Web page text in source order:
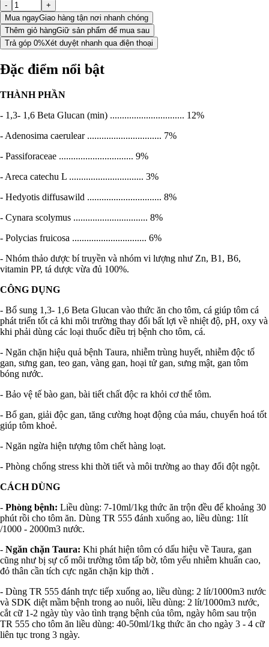
-
+
Mua ngayGiao hàng tận nơi nhanh chóng
Thêm giỏ hàngGiữ sản phẩm để mua sau
Trả góp 0%Xét duyệt nhanh qua điện thoại
Đặc điểm nổi bật
THÀNH PHẦN
- 1,3- 1,6 Beta Glucan (min) ............................... 12%
- Adenosima caerulear ............................... 7%
- Passiforaceae ............................... 9%
- Areca catechu L ............................... 3%
- Hedyotis diffusawild ............................... 8%
- Cynara scolymus ............................... 8%
- Polycias fruicosa ............................... 6%
- Nhóm thảo dược bí truyền và nhóm vi lượng như Zn, B1, B6,
vitamin PP, tá dược vừa đủ 100%.
CÔNG DỤNG
- Bổ sung 1,3- 1,6 Beta Glucan vào thức ăn cho tôm, cá giúp tôm cá
phát triển tốt cả khi môi trường thay đổi bất lợi về nhiệt độ, pH, oxy và
khi phải dùng các loại thuốc điều trị bệnh cho tôm, cá.
- Ngăn chặn hiệu quả bệnh Taura, nhiễm trùng huyết, nhiễm độc tố
gan, sưng gan, teo gan, vàng gan, hoại tử gan, sưng mật, gan tôm
bóng nước.
- Bảo vệ tế bào gan, bài tiết chất độc ra khỏi cơ thể tôm.
- Bổ gan, giải độc gan, tăng cường hoạt động của máu, chuyển hoá tốt
giúp tôm khoẻ.
- Ngăn ngừa hiện tượng tôm chết hàng loạt.
- Phòng chống stress khi thời tiết và môi trường ao thay đổi đột ngột.
CÁCH DÙNG
- Phòng bệnh: Liều dùng: 7-10ml/1kg thức ăn trộn đều để khoảng 30
phút rồi cho tôm ăn. Dùng TR 555 đánh xuống ao, liều dùng: 1lít
/1000 - 2000m3 nước.
- Ngăn chặn Taura: Khi phát hiện tôm có dấu hiệu về Taura, gan
cũng như bị sự cố môi trường tôm tấp bờ, tôm yếu nhiễm khuẩn cao,
đỏ thân cần tích cực ngăn chặn kịp thời .
- Dùng TR 555 đánh trực tiếp xuống ao, liều dùng: 2 lít/1000m3 nước
và SDK diệt mầm bệnh trong ao nuôi, liều dùng: 2 lít/1000m3 nước,
cắt cữ 1-2 ngày tùy vào tình trạng bệnh của tôm, ngày hôm sau trộn
TR 555 cho tôm ăn liều dùng: 40-50ml/1kg thức ăn cho ngày 3 - 4 cữ
liên tục trong 3 ngày.